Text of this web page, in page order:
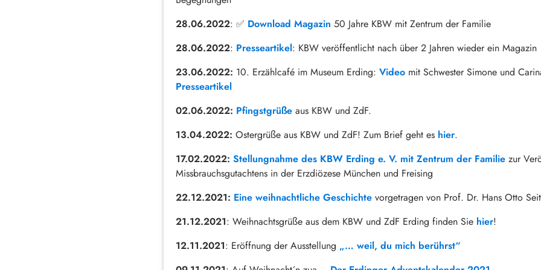
28.06.2022: ✅ Download Magazin 50 Jahre KBW mit Zentrum der Familie
28.06.2022: Presseartikel: KBW veröffentlicht nach über 2 Jahren wieder ein Magazin
23.06.2022: 10. Erzählcafé im Museum Erding: Videomit Schwester Simone und
Presseartikel
02.06.2022: Pfingstgrüßeaus KBW und ZdF.
13.04.2022: Ostergrüße aus KBW und ZdF! Zum Brief geht es hier.
17.02.2022: Stellungnahme des KBW Erding e. V. mit Zentrum der Familiezur
Missbrauchsgutachtens in der Erzdiözese München und Freising
22.12.2021: Eine weihnachtliche Geschichtevorgetragen von Prof. Dr. Hans Otto
21.12.2021: Weihnachtsgrüße aus dem KBW und ZdF Erding finden Sie hier!
12.11.2021: Eröffnung der Ausstellung „… weil, du mich berührst“